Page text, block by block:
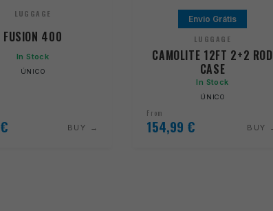
LUGGAGE
FUSION 400
In Stock
ÚNICO
€ BUY
Envio Grátis
LUGGAGE
CAMOLITE 12FT 2+2 ROD
CASE
In Stock
ÚNICO
From
154,99 € BUY